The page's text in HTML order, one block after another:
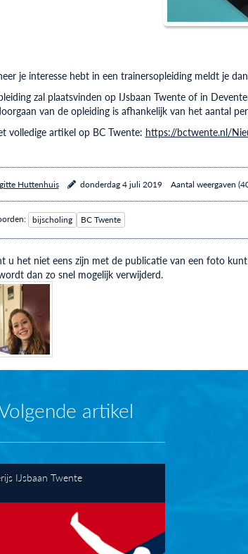
je interesse hebt in een trainersopleiding meldt je
zal plaatsvinden op IJsbaan Twente of in
van de opleiding is afhankelijk van het aantal
volledige artikel op BC Twente: https://bctwente.nl/
Huttenhuis donderdag 4 juli 2019 Aantal weergaven
bijscholing BC Twente
u het niet eens zijn met de publicatie van een foto
dan zo snel mogelijk verwijderd.
artikel
IJsbaan Twente